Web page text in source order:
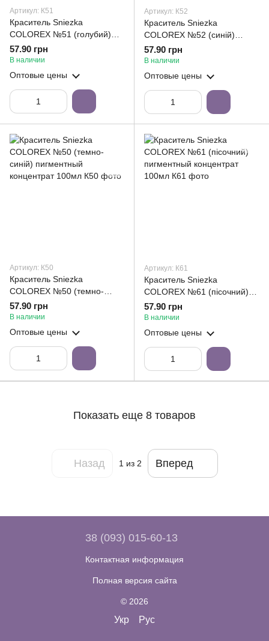
Артикул: К51
Краситель Sniezka
COLOREX №51 (голубий)
пигментный концентрат
100мл
57.90 грн
В наличии
Оптовые цены
Артикул: К52
Краситель Sniezka
COLOREX №52 (синій)
пигментный концентрат
100мл
57.90 грн
В наличии
Оптовые цены
Артикул: К50
Краситель Sniezka
COLOREX №50 (темно-
синій) пигментный
концентрат 100мл
57.90 грн
В наличии
Оптовые цены
Артикул: К61
Краситель Sniezka
COLOREX №61 (пісочний)
пигментный концентрат
100мл
57.90 грн
В наличии
Оптовые цены
Показать еще 8 товаров
Назад 1 из 2 Вперед
38 (093) 015-60-13
Контактная информация
Полная версия сайта
© 2026
Укр Рус